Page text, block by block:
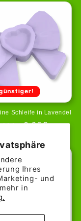
Ihres
und
in
Schleife in Lavendel
Verkaufspreis
0,05€